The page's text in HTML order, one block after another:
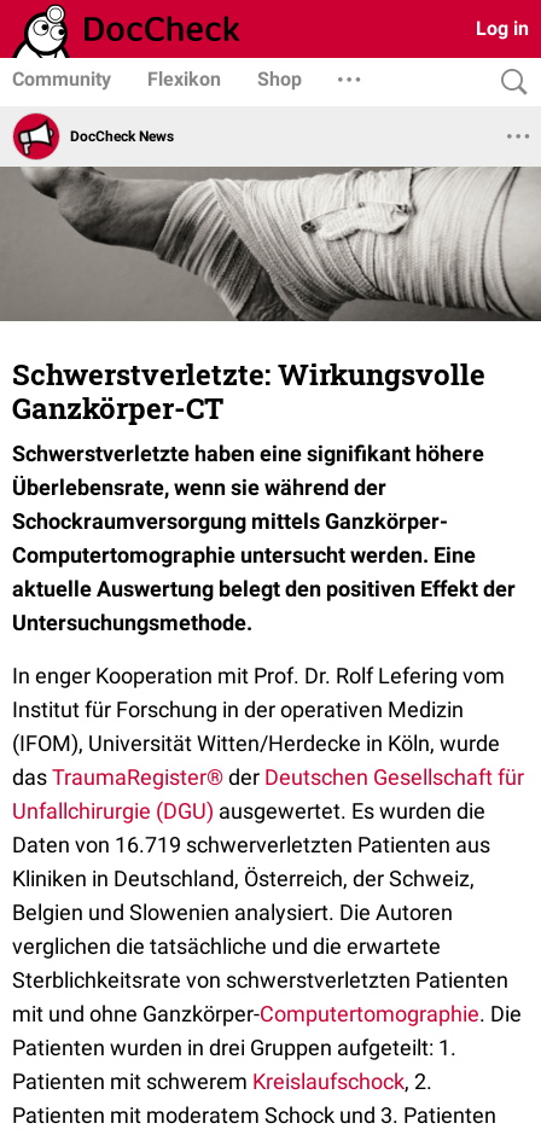
Log in
Community Flexikon Shop
DocCheck News
Schwerstverletzte: Wirkungsvolle
Ganzkörper-CT
Schwerstverletzte haben eine signifikant höhere
Überlebensrate, wenn sie während der
Schockraumversorgung mittels Ganzkörper-
Computertomographie untersucht werden. Eine
aktuelle Auswertung belegt den positiven Effekt der
Untersuchungsmethode.
In enger Kooperation mit Prof. Dr. Rolf Lefering vom
Institut für Forschung in der operativen Medizin
(IFOM), Universität Witten/Herdecke in Köln, wurde
dasTraumaRegister®der Deutschen Gesellschaft für
Unfallchirurgie (DGU) ausgewertet. Es wurden die
Daten von 16.719 schwerverletzten Patienten aus
Kliniken in Deutschland, Österreich, der Schweiz,
Belgien und Slowenien analysiert. Die Autoren
verglichen die tatsächliche und die erwartete
Sterblichkeitsrate von schwerstverletzten Patienten
mit und ohne Ganzkörper-Computertomographie. Die
Patienten wurden in drei Gruppen aufgeteilt: 1.
Patienten mit schwerem Kreislaufschock, 2.
Patienten mit moderatem Schock und 3. Patienten